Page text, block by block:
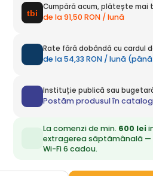
Cumpără acum, plătește mai
de la 91,50 RON / lună
Rate fără dobândă cu cardul
de la 54,33 RON / lună
Instituție publică sau
Postăm produsul în
La comenzi de min. 600 lei
extragerea săptămânală —
Wi-Fi 6 cadou.